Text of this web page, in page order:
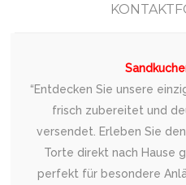
“Entdecken Sie unsere
frisch zubereitet und
versendet. Erleben Sie
Torte direkt nach Hause
perfekt für besondere